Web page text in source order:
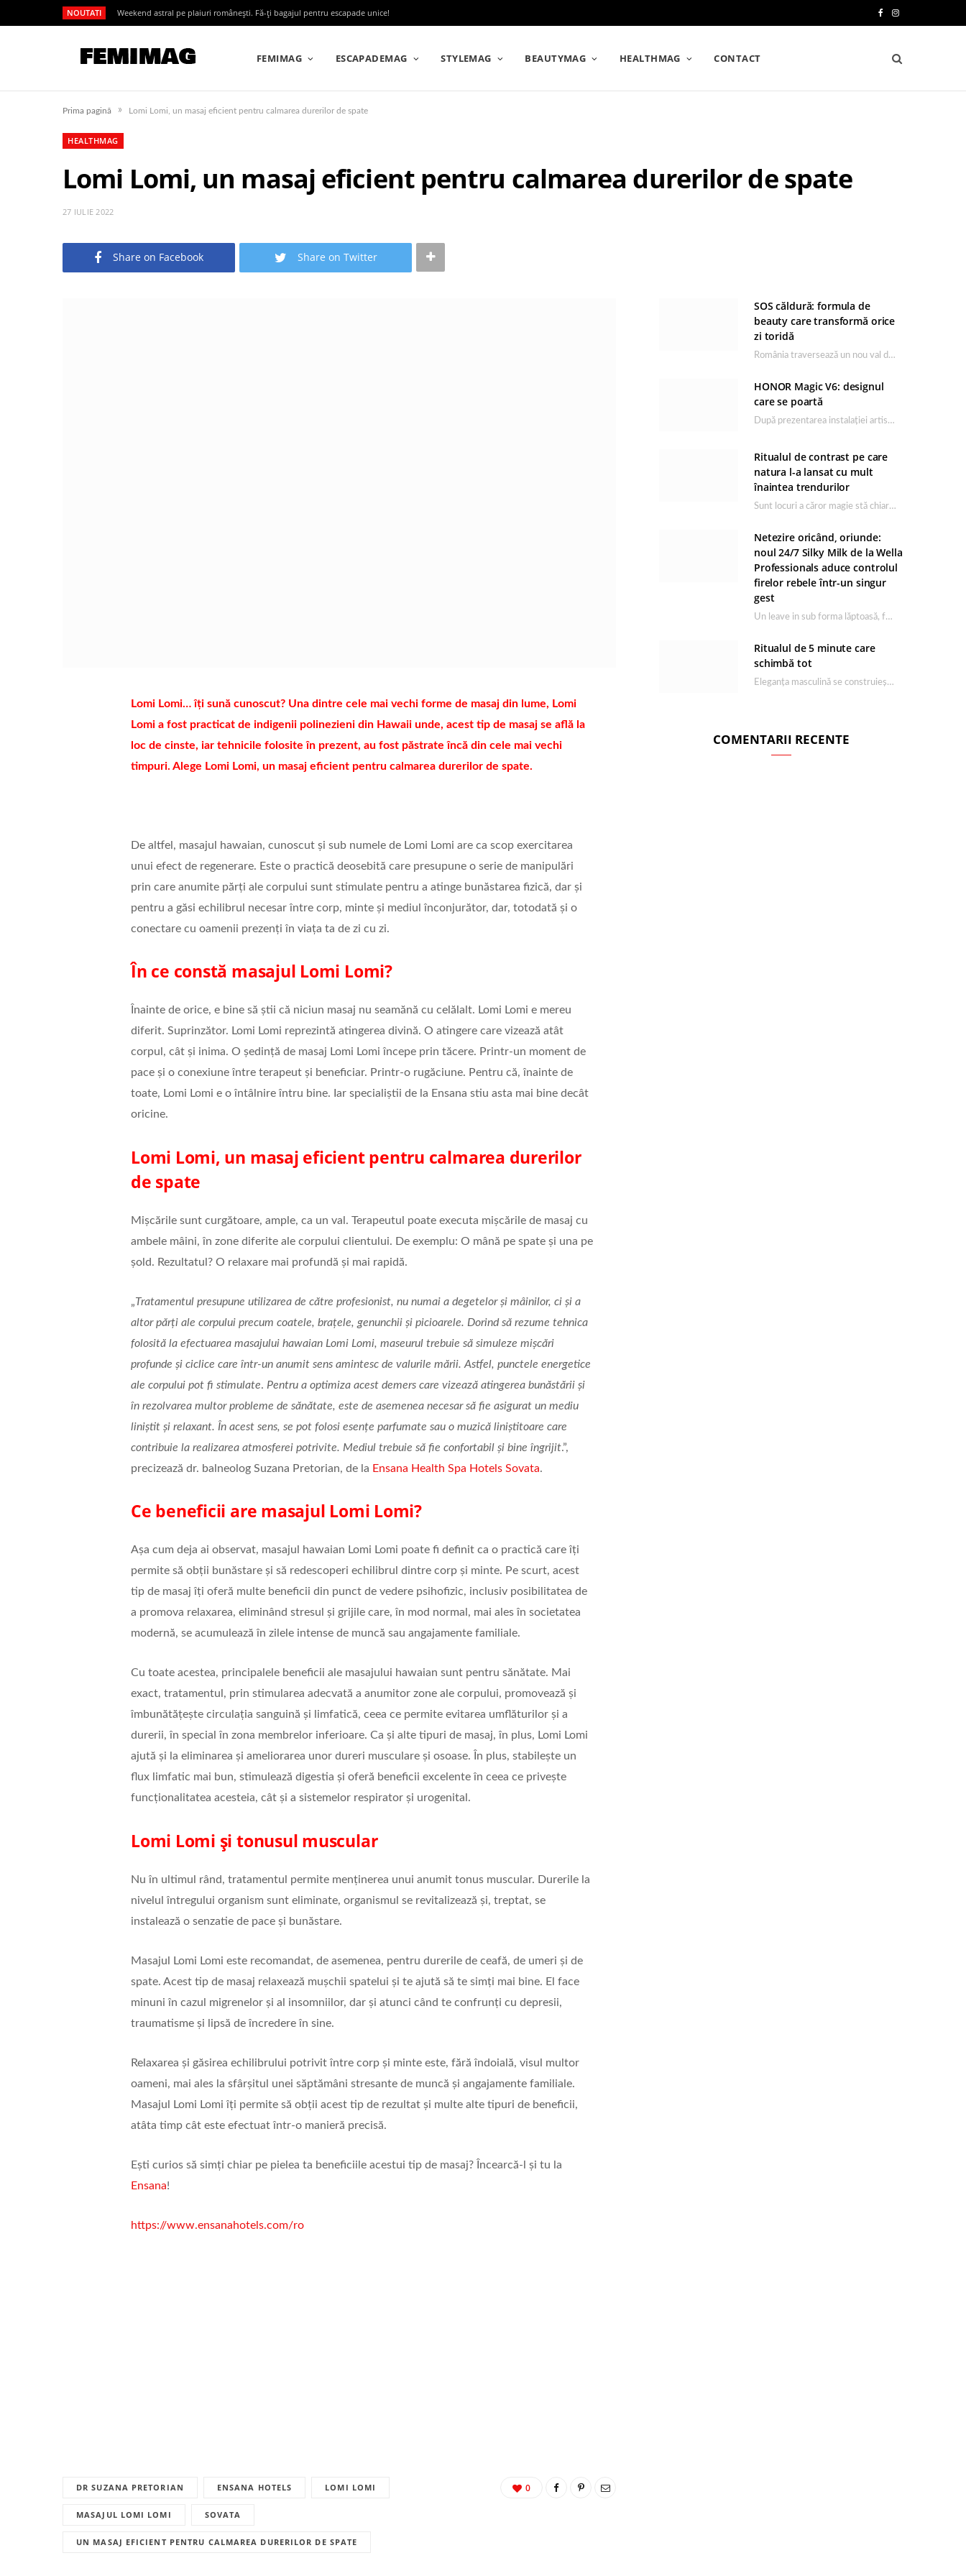
NOUTATI Weekend astral pe plaiuri românești. Fă-ți bagajul pentru escapade unice!
e
I
s
t
FEMIMAG ESCAPADEMAG STYLEMAG BEAUTYMAG HEALTHMAG CONTACT
Prima pagină » Lomi Lomi, un masaj eficient pentru calmarea durerilor de spate
HEALTHMAG
Lomi Lomi, un masaj eficient pentru calmarea durerilor de spate
27 IULIE 2022
Share on Facebook Share on Twitter
Lomi Lomi… îți sună cunoscut? Una dintre cele mai vechi forme de masaj din lume, Lomi
Lomi a fost practicat de indigenii polinezieni din Hawaii unde, acest tip de masaj se află la
loc de cinste, iar tehnicile folosite în prezent, au fost păstrate încă din cele mai vechi
timpuri. Alege Lomi Lomi, un masaj eficient pentru calmarea durerilor de spate.
De altfel, masajul hawaian, cunoscut și sub numele de Lomi Lomi are ca scop exercitarea
unui efect de regenerare. Este o practică deosebită care presupune o serie de manipulări
prin care anumite părți ale corpului sunt stimulate pentru a atinge bunăstarea fizică, dar și
pentru a găsi echilibrul necesar între corp, minte și mediul înconjurător, dar, totodată și o
conectare cu oamenii prezenți în viața ta de zi cu zi.
În ce constă masajul Lomi Lomi?
Înainte de orice, e bine să știi că niciun masaj nu seamănă cu celălalt. Lomi Lomi e mereu
diferit. Suprinzător. Lomi Lomi reprezintă atingerea divină. O atingere care vizează atât
corpul, cât și inima. O ședință de masaj Lomi Lomi începe prin tăcere. Printr-un moment de
pace și o conexiune între terapeut și beneficiar. Printr-o rugăciune. Pentru că, înainte de
toate, Lomi Lomi e o întâlnire întru bine. Iar specialiștii de la Ensana stiu asta mai bine decât
oricine.
Lomi Lomi, un masaj eficient pentru calmarea durerilor
de spate
Mișcările sunt curgătoare, ample, ca un val. Terapeutul poate executa mișcările de masaj cu
ambele mâini, în zone diferite ale corpului clientului. De exemplu: O mână pe spate și una pe
șold. Rezultatul? O relaxare mai profundă și mai rapidă.
„Tratamentul presupune utilizarea de către profesionist, nu numai a degetelor și mâinilor, ci și a
altor părți ale corpului precum coatele, brațele, genunchii și picioarele. Dorind să rezume tehnica
folosită la efectuarea masajului hawaian Lomi Lomi, maseurul trebuie să simuleze mișcări
profunde și ciclice care într-un anumit sens amintesc de valurile mării. Astfel, punctele energetice
ale corpului pot fi stimulate. Pentru a optimiza acest demers care vizează atingerea bunăstării și
în rezolvarea multor probleme de sănătate, este de asemenea necesar să fie asigurat un mediu
liniștit și relaxant. În acest sens, se pot folosi esențe parfumate sau o muzică liniștitoare care
contribuie la realizarea atmosferei potrivite. Mediul trebuie să fie confortabil și bine îngrijit.”,
precizează dr. balneolog Suzana Pretorian, de la Ensana Health Spa Hotels Sovata.
Ce beneficii are masajul Lomi Lomi?
Așa cum deja ai observat, masajul hawaian Lomi Lomi poate fi definit ca o practică care îți
permite să obții bunăstare și să redescoperi echilibrul dintre corp și minte. Pe scurt, acest
tip de masaj îți oferă multe beneficii din punct de vedere psihofizic, inclusiv posibilitatea de
a promova relaxarea, eliminând stresul și grijile care, în mod normal, mai ales în societatea
modernă, se acumulează în zilele intense de muncă sau angajamente familiale.
Cu toate acestea, principalele beneficii ale masajului hawaian sunt pentru sănătate. Mai
exact, tratamentul, prin stimularea adecvată a anumitor zone ale corpului, promovează și
îmbunătățește circulația sanguină și limfatică, ceea ce permite evitarea umflăturilor și a
durerii, în special în zona membrelor inferioare. Ca și alte tipuri de masaj, în plus, Lomi Lomi
ajută și la eliminarea și ameliorarea unor dureri musculare și osoase. În plus, stabilește un
flux limfatic mai bun, stimulează digestia și oferă beneficii excelente în ceea ce privește
funcționalitatea acesteia, cât și a sistemelor respirator și urogenital.
Lomi Lomi și tonusul muscular
Nu în ultimul rând, tratamentul permite menținerea unui anumit tonus muscular. Durerile la
nivelul întregului organism sunt eliminate, organismul se revitalizează și, treptat, se
instalează o senzatie de pace și bunăstare.
Masajul Lomi Lomi este recomandat, de asemenea, pentru durerile de ceafă, de umeri și de
spate. Acest tip de masaj relaxează mușchii spatelui și te ajută să te simți mai bine. El face
minuni în cazul migrenelor și al insomniilor, dar și atunci când te confrunți cu depresii,
traumatisme și lipsă de încredere în sine.
Relaxarea și găsirea echilibrului potrivit între corp și minte este, fără îndoială, visul multor
oameni, mai ales la sfârșitul unei săptămâni stresante de muncă și angajamente familiale.
Masajul Lomi Lomi îți permite să obții acest tip de rezultat și multe alte tipuri de beneficii,
atâta timp cât este efectuat într-o manieră precisă.
Ești curios să simți chiar pe pielea ta beneficiile acestui tip de masaj? Încearcă-l și tu la
Ensana!
https://www.ensanahotels.com/ro
DR SUZANA PRETORIAN ENSANA HOTELS LOMI LOMI
MASAJUL LOMI LOMI SOVATA
UN MASAJ EFICIENT PENTRU CALMAREA DURERILOR DE SPATE
0
SOS căldură: formula de
beauty care transformă orice
zi toridă
România traversează un nou val de căldură, iar rutina de îngrijire capătă un rol esențial…
HONOR Magic V6: designul
care se poartă
După prezentarea instalației artistice semnată de Catrinel Săbăciag în cadrul evenimentului de lansare HONOR Magic…
Ritualul de contrast pe care
natura l-a lansat cu mult
înaintea trendurilor
Sunt locuri a căror magie stă chiar în firea lor naturală, iar Lacul Ursu din…
Netezire oricând, oriunde:
noul 24/7 Silky Milk de la Wella
Professionals aduce controlul
firelor rebele într-un singur
gest
Un leave in sub forma lăptoasă, fără clătire care completează rutina Ultimate Smooth și transformă…
Ritualul de 5 minute care
schimbă tot
Eleganța masculină se construiește dimineața, în câteva minute și cu produsele potrivite. O rutină de…
COMENTARII RECENTE